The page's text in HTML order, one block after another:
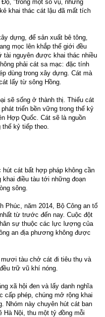
"trong một số vụ, những
khai thác cát lậu đã mất tích
dựng, để sản xuất bê tông,
mọc lên khắp thế giới đều
tài nguyên được khai thác nhiều
phải cát sa mạc: đặc tính
dùng trong xây dựng. Cát mà
lấy từ sông Hồng.
sẽ sống ở thành thị. Thiếu cát
triển bền vững trong thế kỷ
Hợp Quốc. Cát sẽ là nguồn
kỷ tiếp theo.
cát bất hợp pháp không cần
điều tàu tới những đoạn
sông.
Phúc, năm 2014, Bộ Công an tổ
từ trước đến nay. Cuộc đột
sự thuộc các lực lượng của
an địa phương không được
tàu chở cát đi tiêu thụ và
trữ vũ khí nóng.
xã hội đen và lấy danh nghĩa
phép, chúng mở rộng khai
Nhóm này chuyên hút cát ban
Hà Nội, thu một tỷ đồng mỗi